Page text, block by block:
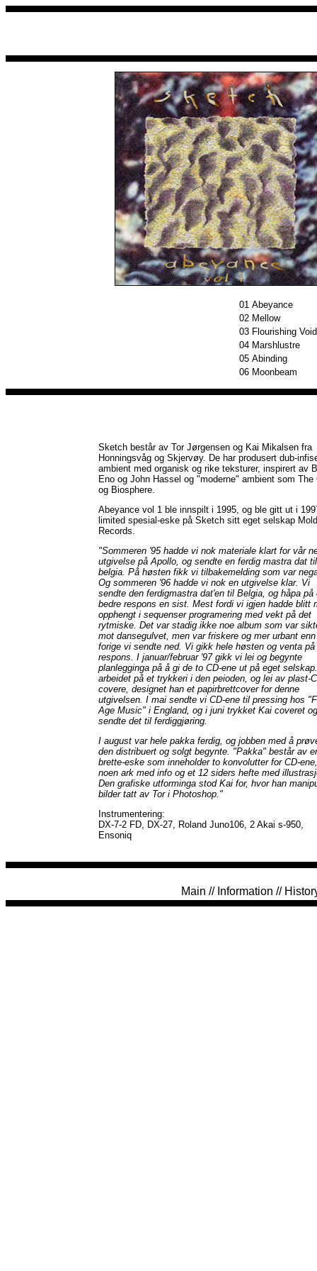
01 Abeyance
02 Mellow
03 Flourishing Void
04 Marshlustre
05 Abinding
06 Moonbeam
Sketch består av Tor Jørgensen og Kai Mikalsen fra
Honningsvåg og Skjervøy. De har produsert dub-
ambient med organisk og rike teksturer, inspirert av
Eno og John Hassel og "moderne" ambient som The
og Biosphere.
Abeyance vol 1 ble innspilt i 1995, og ble gitt ut i
limited spesial-eske på Sketch sitt eget selskap Mold
Records.
"Sommeren '95 hadde vi nok materiale klart for vår
utgivelse på Apollo, og sendte en ferdig mastra dat til
belgia. På høsten fikk vi tilbakemelding som var
Og sommeren '96 hadde vi nok en utgivelse klar. Vi
sendte den ferdigmastra dat'en til Belgia, og håpa på
bedre respons en sist. Mest fordi vi igjen hadde blitt
opphengt i sequenser programering med vekt på det
rytmiske. Det var stadig ikke noe album som var
mot dansegulvet, men var friskere og mer urbant
forige vi sendte ned. Vi gikk hele høsten og venta på
respons. I januar/februar '97 gikk vi lei og begynte
planlegginga på å gi de to CD-ene ut på eget
arbeidet på et trykkeri i den peioden, og lei av plast-
covere, designet han et papirbrettcover for denne
utgivelsen. I mai sendte vi CD-ene til pressing hos
Age Music" i England, og i juni trykket Kai coveret og
sendte det til ferdiggjøring.
I august var hele pakka ferdig, og jobben med å
den distribuert og solgt begynte. "Pakka" består av
brette-eske som inneholder to konvolutter for CD-ene,
noen ark med info og et 12 siders hefte med
Den grafiske utforminga stod Kai for, hvor han
bilder tatt av Tor i Photoshop."
Instrumentering:
DX-7-2 FD, DX-27, Roland Juno106, 2 Akai s-950,
Ensoniq
Main // Information //